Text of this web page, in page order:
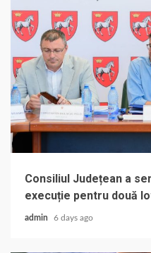
Consiliul Județean a
execuție pentru două
admin 6 days ago